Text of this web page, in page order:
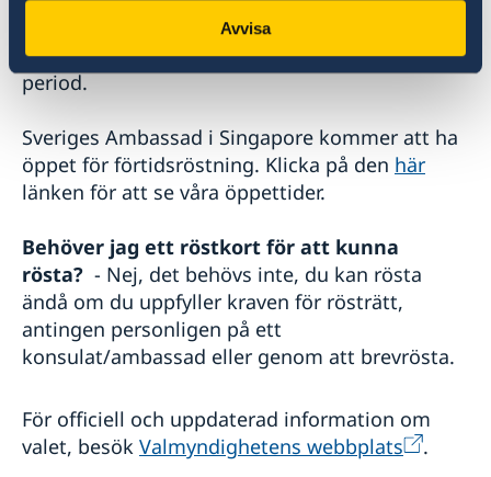
Avvisa
Förtidsröstning utomlands sker tidigast från
den 20 augusti 2026 och under en begränsad
period.
Sveriges Ambassad i Singapore kommer att ha
öppet för förtidsröstning. Klicka på den här
länken för att se våra öppettider.
Behöver jag ett röstkort för att kunna
rösta? - Nej, det behövs inte, du kan rösta
ändå om du uppfyller kraven för rösträtt,
antingen personligen på ett
konsulat/ambassad eller genom att brevrösta.
För officiell och uppdaterad information om
valet, besök Valmyndighetens webbplats .